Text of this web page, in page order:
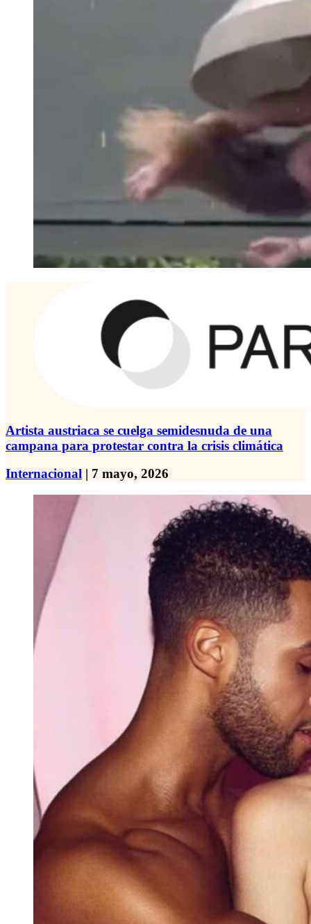
Artista austriaca se cuelga semidesnuda de una
campana para protestar contra la crisis climática
Internacional | 7 mayo, 2026